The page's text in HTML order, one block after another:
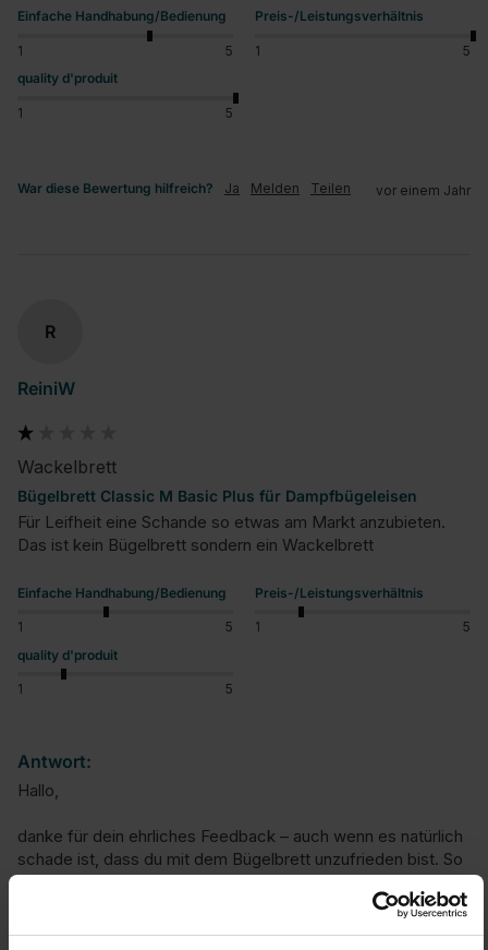
Einfache Handhabung/Bedienung
1 5
Preis-/Leistungsverhältnis
1
5
quality d'produit
1 5
War diese Bewertung hilfreich? Ja Melden Teilen vor einem Jahr
R
ReiniW
Wackelbrett
Bügelbrett Classic M Basic Plus für Dampfbügeleisen
Für Leifheit eine Schande so etwas am Markt anzubieten.
Das ist kein Bügelbrett sondern ein Wackelbrett
Einfache Handhabung/Bedienung
1 5
Preis-/Leistungsverhältnis
1
5
quality d'produit
1 5
Antwort:
Hallo,
danke für dein ehrliches Feedback – auch wenn es natürlich
schade ist, dass du mit dem Bügelbrett unzufrieden bist. So
sollte das natürlich nicht sein!